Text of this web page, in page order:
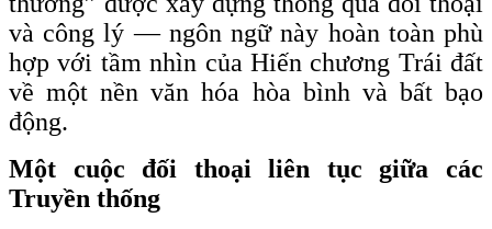
và công lý — ngôn ngữ này hoàn toàn phù
hợp với tầm nhìn của Hiến chương Trái đất
về một nền văn hóa hòa bình và bất bạo
động.
Một cuộc đối thoại liên tục giữa các
Truyền thống